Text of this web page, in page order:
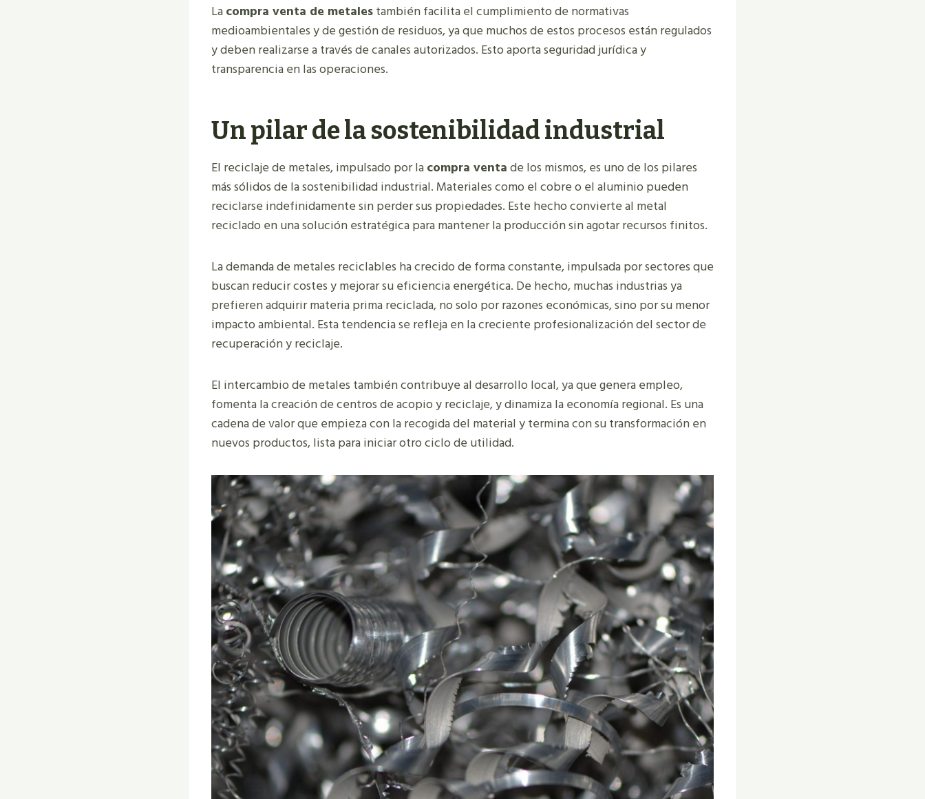
Lacompra venta de metalestambién facilita el cumplimiento de normativas
medioambientales y de gestión de residuos, ya que muchos de estos procesos están regulados
y deben realizarse a través de canales autorizados. Esto aporta seguridad jurídica y
transparencia en las operaciones.
Un pilar de la sostenibilidad industrial
El reciclaje de metales, impulsado por lacompra ventade los mismos, es uno de los pilares
más sólidos de la sostenibilidad industrial. Materiales como el cobre o el aluminio pueden
reciclarse indefinidamente sin perder sus propiedades. Este hecho convierte al metal
reciclado en una solución estratégica para mantener la producción sin agotar recursos finitos.
La demanda de metales reciclables ha crecido de forma constante, impulsada por sectores que
buscan reducir costes y mejorar su eficiencia energética. De hecho, muchas industrias ya
prefieren adquirir materia prima reciclada, no solo por razones económicas, sino por su menor
impacto ambiental. Esta tendencia se refleja en la creciente profesionalización del sector de
recuperación y reciclaje.
El intercambio de metales también contribuye al desarrollo local, ya que genera empleo,
fomenta la creación de centros de acopio y reciclaje, y dinamiza la economía regional. Es una
cadena de valor que empieza con la recogida del material y termina con su transformación en
nuevos productos, lista para iniciar otro ciclo de utilidad.